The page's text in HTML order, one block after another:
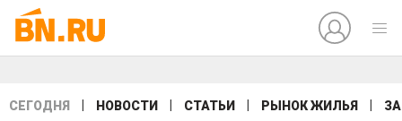
СЕГОДНЯ НОВОСТИ СТАТЬИ РЫНОК ЖИЛЬЯ